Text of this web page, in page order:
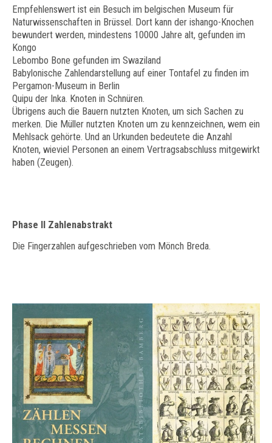
Empfehlenswert ist ein Besuch im belgischen Museum für
Naturwissenschaften in Brüssel. Dort kann der ishango-Knochen
bewundert werden, mindestens 10000 Jahre alt, gefunden im
Kongo
Lebombo Bone gefunden im Swaziland
Babylonische Zahlendarstellung auf einer Tontafel zu finden im
Pergamon-Museum in Berlin
Quipu der Inka. Knoten in Schnüren.
Übrigens auch die Bauern nutzten Knoten, um sich Sachen zu
merken. Die Müller nutzten Knoten um zu kennzeichnen, wem ein
Mehlsack gehörte. Und an Urkunden bedeutete die Anzahl
Knoten, wieviel Personen an einem Vertragsabschluss mitgewirkt
haben (Zeugen).
Phase II Zahlenabstrakt
Die Fingerzahlen aufgeschrieben vom Mönch Breda.